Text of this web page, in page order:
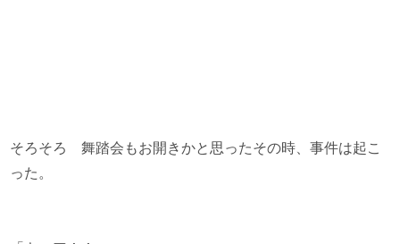
そろそろ 舞踏会もお開きかと思ったその時、事件は起こ
った。